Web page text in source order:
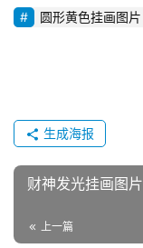
圆形黄色挂画图片
生成海报
财神发光挂画图片
上一篇